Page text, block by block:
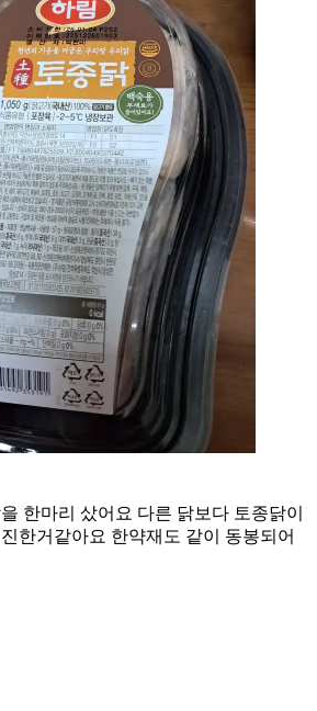
한마리 샀어요 다른 닭보다 토종닭이
한거같아요 한약재도 같이 동봉되어